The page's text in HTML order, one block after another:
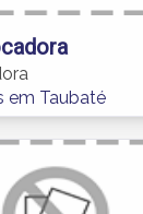
em Taubaté